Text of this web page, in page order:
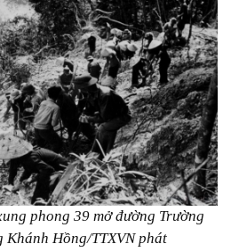
phong 39 mở đường Trường
Khánh Hồng/TTXVN phát